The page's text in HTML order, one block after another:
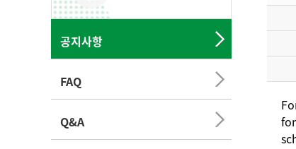
공지사항
FAQ
Q&A